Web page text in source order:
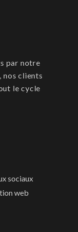
par notre
nos clients
le cycle
sociaux
web